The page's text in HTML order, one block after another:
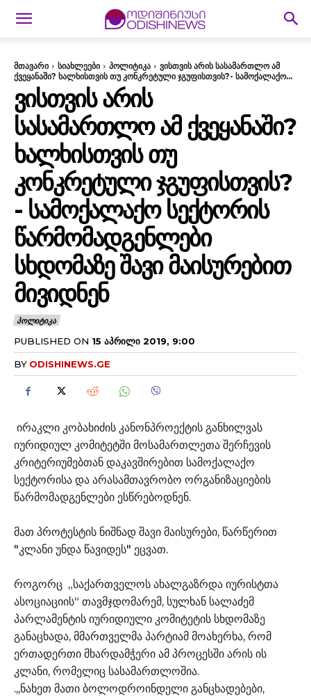
მთავარი სიახლეები პოლიტიკა
ვისთვის არის სასამართლო ამ
ქვეყანაში? ხალხისთვის თუ კონკრეტული ჯგუფისთვის?- სამოქალაქო...
ᲕᲘᲡᲗᲕᲘᲡ ᲐᲠᲘᲡ
ᲡᲐᲡᲐᲛᲐᲠᲗᲚᲝ ᲐᲛ ᲥᲕᲔᲧᲐᲜᲐᲨᲘ?
ᲮᲐᲚᲮᲘᲡᲗᲕᲘᲡ ᲗᲣ
ᲙᲝᲜᲙᲠᲔᲢᲣᲚᲘ ᲯᲒᲣᲤᲘᲡᲗᲕᲘᲡ?
- ᲡᲐᲛᲝᲥᲐᲚᲐᲥᲝ ᲡᲔᲥᲢᲝᲠᲘᲡ
ᲬᲐᲠᲛᲝᲛᲐᲓᲒᲔᲜᲚᲔᲑᲘ
ᲡᲮᲓᲝᲛᲐᲖᲔ ᲨᲐᲕᲘ ᲛᲐᲘᲡᲣᲠᲔᲑᲘᲗ
ᲛᲘᲕᲘᲓᲜᲔᲜ
ᲞᲝᲚᲘᲢᲘᲙᲐ
PUBLISHED ON 15 ᲐᲞᲠᲘᲚᲘ 2019, 9:00
BY ODISHINEWS.GE
ირაკლი კობახიძის კანონპროექტის განხილვას
იურიდიულ კომიტეტში მოსამართლეთა შერჩევის
კრიტერიუმებთან დაკავშირებით სამოქალაქო
სექტორისა და არასამთავრობო ორგანიზაციების
წარმომადგენლები ესწრებოდნენ.
მათ პროტესტის ნიშნად შავი მაისურები, წარწერით
"კლანი უნდა წავიდეს" ეცვათ.
როგორც „საქართველოს ახალგაზრდა იურისტთა
ასოციაციის“ თავმჯდომარემ, სულხან სალაძემ
პარლამენტის იურიდიული კომიტეტის სხდომაზე
განაცხადა, მმართველმა პარტიამ მოახერხა, რომ
ერთადერთი მხარდამჭერი ამ პროცესში არის ის
კლანი, რომელიც სასამართლოშია.
.,,ნახეთ მათი ბოლოდროინდელი განცხადებები,